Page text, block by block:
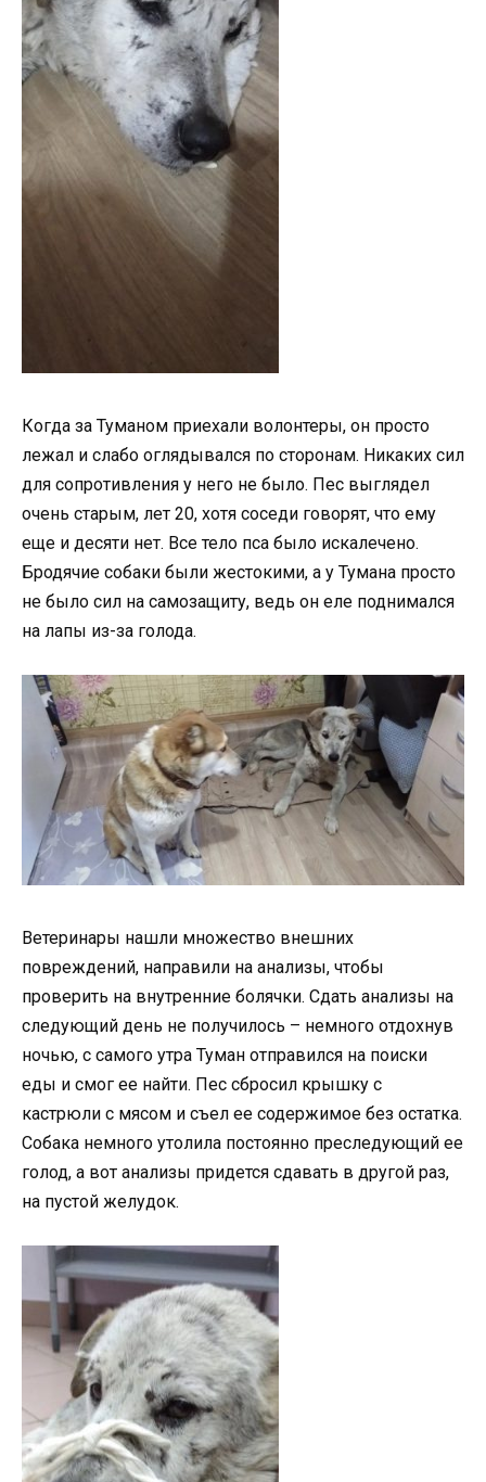
Когда за Туманом приехали волонтеры, он просто
лежал и слабо оглядывался по сторонам. Никаких сил
для сопротивления у него не было. Пес выглядел
очень старым, лет 20, хотя соседи говорят, что ему
еще и десяти нет. Все тело пса было искалечено.
Бродячие собаки были жестокими, а у Тумана просто
не было сил на самозащиту, ведь он еле поднимался
на лапы из-за голода.
Ветеринары нашли множество внешних
повреждений, направили на анализы, чтобы
проверить на внутренние болячки. Сдать анализы на
следующий день не получилось – немного отдохнув
ночью, с самого утра Туман отправился на поиски
еды и смог ее найти. Пес сбросил крышку с
кастрюли с мясом и съел ее содержимое без остатка.
Собака немного утолила постоянно преследующий ее
голод, а вот анализы придется сдавать в другой раз,
на пустой желудок.